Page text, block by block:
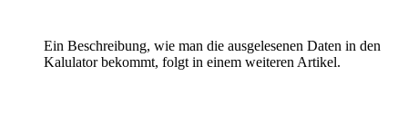
Ein Beschreibung, wie man die ausgelesenen Daten in den
Kalulator bekommt, folgt in einem weiteren Artikel.